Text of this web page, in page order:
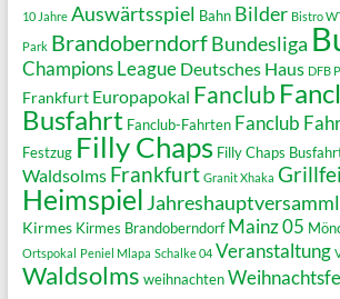
10 Jahre Auswärtsspiel Bahn Bilder Bistro
Park BrandoberndorfBundesliga
Champions League Deutsches Haus DFB
Frankfurt Europapokal Fanclub
Busfahrt Fanclub-Fahrten Fanclub
Festzug Filly Chaps Filly Chaps
Waldsolms Frankfurt Granit Xhaka
Heimspiel
Kirmes Kirmes Brandoberndorf Mainz 05
Ortspokal Peniel Mlapa Schalke 04 Veranstaltung
Waldsolms weihnachten